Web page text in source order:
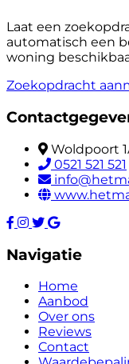
Laat een
automatisch een
woning
Zoekopdracht
Woldpoort
0521 521 521
Navigatie
Home
Aanbod
Over ons
Reviews
Contact